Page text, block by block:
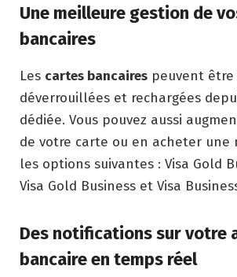
Une meilleure gestion de
bancaires
Les cartes bancaires peuvent
déverrouillées et rechargées
dédiée. Vous pouvez aussi
de votre carte ou en acheter une
les options suivantes : Visa Gold
Visa Gold Business et Visa
Des notifications sur votre
bancaire en temps réel